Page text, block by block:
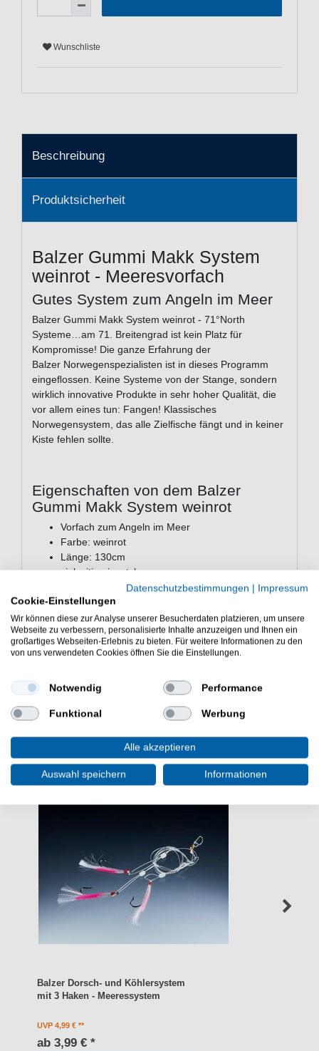
Wunschliste
Beschreibung
Produktsicherheit
Balzer Gummi Makk System
weinrot - Meeresvorfach
Gutes System zum Angeln im Meer
Balzer Gummi Makk System weinrot - 71°North
Systeme…am 71. Breitengrad ist kein Platz für
Kompromisse! Die ganze Erfahrung der
Balzer Norwegenspezialisten ist in dieses Programm
eingeﬂossen. Keine Systeme von der Stange, sondern
wirklich innovative Produkte in sehr hoher Qualität, die
vor allem eines tun: Fangen! Klassisches
Norwegensystem, das alle Zielfische fängt und in keiner
Kiste fehlen sollte.
Eigenschaften von dem Balzer
Gummi Makk System weinrot
Vorfach zum Angeln im Meer
Farbe: weinrot
Länge: 130cm
vielseitig einsetzbar
Lieferumfang: 1 Vorfach in einer gewählten
Variante
Günstig Gummi Makk System weinrot online kaufen und
sparen. Balzer Vorfach zum Angeln im Meer. - HIER
Meeresvorfach bestellen.
WEITERE INTERESSANTE ARTIKEL
Balzer Dorsch- und Köhlersystem
mit 3 Haken - Meeressystem
UVP 4,99 €
ab 3,99 € *
Datenschutzbestimmungen | Impressum
Cookie-Einstellungen
Wir können diese zur Analyse unserer Besucherdaten platzieren, um unsere
Webseite zu verbessern, personalisierte Inhalte anzuzeigen und Ihnen ein
großartiges Webseiten-Erlebnis zu bieten. Für weitere Informationen zu den
von uns verwendeten Cookies öffnen Sie die Einstellungen.
Notwendig Performance
Funktional Werbung
Alle akzeptieren
Auswahl speichern Informationen